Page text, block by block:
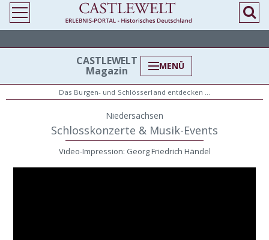
Das Burgen- und Schlösserland entdecken …
Niedersachsen
Schlosskonzerte & Musik-Events
Video-Impression: Georg Friedrich Händel
CASTLEWELT
Magazin MENÜ